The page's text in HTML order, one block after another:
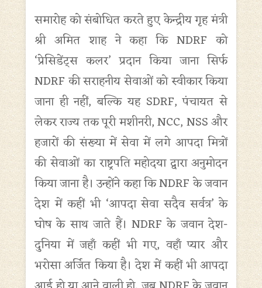
समारोह को संबोधित करते हुए केन्द्रीय गृह मंत्री
श्री अमित शाह ने कहा कि NDRF को
‘प्रेसिडेंट्स कलर’ प्रदान किया जाना सिर्फ
NDRF की सराहनीय सेवाओं को स्वीकार किया
जाना ही नहीं, बल्कि यह SDRF, पंचायत से
लेकर राज्य तक पूरी मशीनरी, NCC, NSS और
हजारों की संख्या में सेवा में लगे आपदा मित्रों
की सेवाओं का राष्ट्रपति महोदया द्वारा अनुमोदन
किया जाना है। उन्होंने कहा कि NDRF के जवान
देश में कहीं भी ‘आपदा सेवा सदैव सर्वत्र’ के
घोष के साथ जाते हैं। NDRF के जवान देश-
दुनिया में जहाँ कहीं भी गए, वहाँ प्यार और
भरोसा अर्जित किया है। देश में कहीं भी आपदा